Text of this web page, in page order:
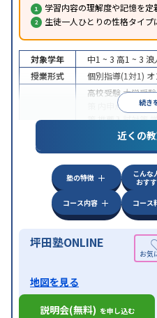
学習内容の理解度や記憶を
生徒一人ひとりの性格タイ
続き
対象学年 中1 ~ 3 高1 ~ 3 浪
授業形式
個別指導(1対1)
高校受験大学受験
内申点対策学
策推薦入試対策
共通テスト
特徴
中高一貫校生に対
学習にPC・
科目から受講可能
の子どもに対応
近くの
塾の特徴
こんな
おす
コース内容
コース
坪田塾ONLINE
地図を見る
説明会(無料) を申し込む